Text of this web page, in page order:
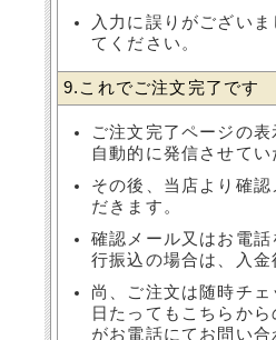
入力に誤りがござい
てください。
9.これでご注文完了です
ご注文完了ページの
自動的に発信させて
その後、当店より確
だきます。
確認メール又はお電
行振込の場合は、入
尚、ご注文は随時チ
日たってもこちらか
がお電話にてお問い